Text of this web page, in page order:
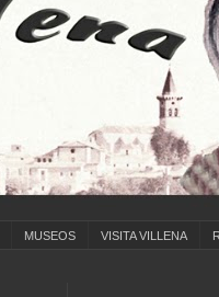
MUSEOS VISITA VILLENA